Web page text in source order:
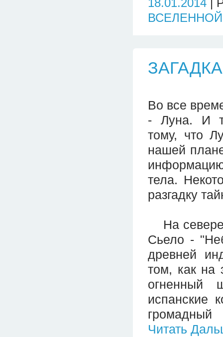
18.01.2014 |
ВСЕЛЕННОЙ
Во все
- Луна. И
тому, что
нашей
информацию
тела.
разгадку
На севере
Сьело -
древней
том, как на
огненный
испанские
громадный
Читать